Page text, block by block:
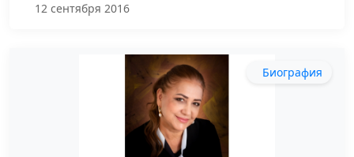
12 сентября 2016
Биография